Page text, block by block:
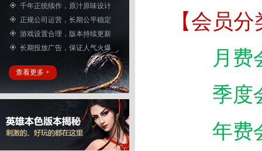
千年正统续作，原汁原味设计
正规公司运营，长期公平稳定
游戏设置合理，版本持续更新
长期投放广告，保证人气火爆
查看更多 +
【会员
月费
季度
年费